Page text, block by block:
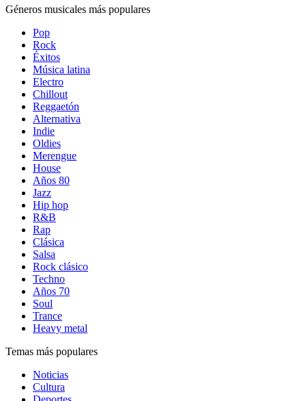
Géneros musicales más populares
Pop
Rock
Éxitos
Música latina
Electro
Chillout
Reggaetón
Alternativa
Indie
Oldies
Merengue
House
Años 80
Jazz
Hip hop
R&B
Rap
Clásica
Salsa
Rock clásico
Techno
Años 70
Soul
Trance
Heavy metal
Temas más populares
Noticias
Cultura